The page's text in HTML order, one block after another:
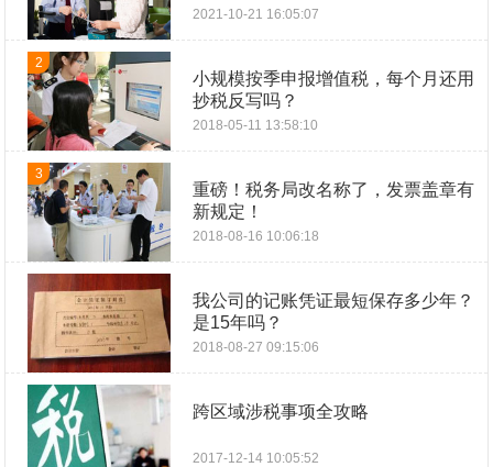
2021-10-21 16:05:07
2
小规模按季申报增值税，每个月还用
抄税反写吗？
2018-05-11 13:58:10
3
重磅！税务局改名称了，发票盖章有
新规定！
2018-08-16 10:06:18
我公司的记账凭证最短保存多少年？
是15年吗？
2018-08-27 09:15:06
跨区域涉税事项全攻略
2017-12-14 10:05:52